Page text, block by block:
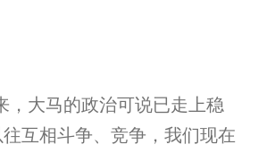
，大马的政治可说已走上稳
互相斗争、竞争，我们现在